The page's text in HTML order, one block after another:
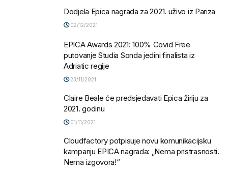
Dodjela Epica nagrada za 2021. uživo iz Pariza
02/12/2021
EPICA Awards 2021: 100% Covid Free
putovanje Studia Sonda jedini finalista iz
Adriatic regije
23/11/2021
Claire Beale će predsjedavati Epica žiriju za
2021. godinu
01/11/2021
Cloudfactory potpisuje novu komunikacijsku
kampanju EPICA nagrada: „Nema pristrasnosti.
Nema izgovora!“